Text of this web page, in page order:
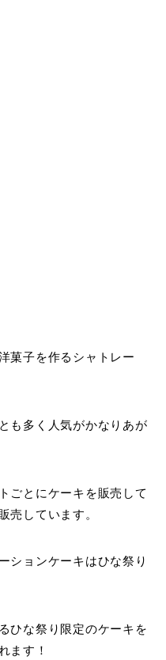
菓子を作るシャトレー
も多く人気がかなりあが
ごとにケーキを販売して
売しています。
ションケーキはひな祭り
ひな祭り限定のケーキを
ます！